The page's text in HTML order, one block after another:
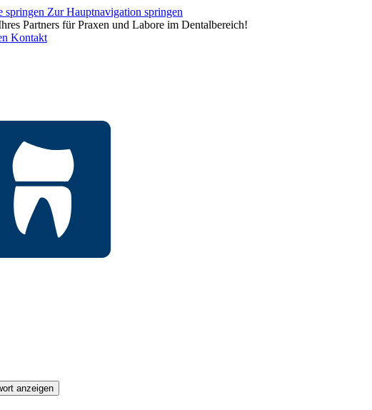
springen Zur Hauptnavigation springen
Partners für Praxen und Labore im Dentalbereich!
Kontakt
anzeigen